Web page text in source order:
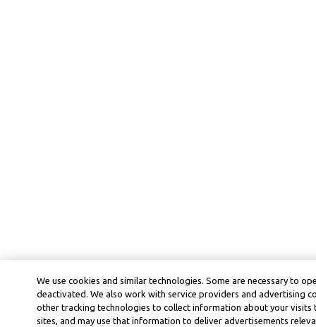
We use cookies and similar technologies. Some are necessary to
deactivated. We also work with service providers and advertising
other tracking technologies to collect information about your
sites, and may use that information to deliver advertisements